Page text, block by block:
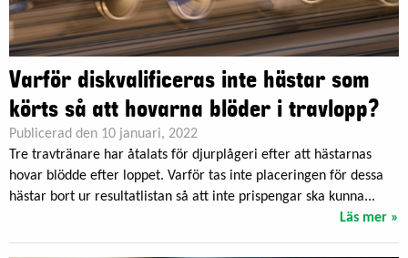
Varför diskvalificeras inte hästar som
körts så att hovarna blöder i travlopp?
Publicerad den 10 januari, 2022
Tre travtränare har åtalats för djurplågeri efter att hästarnas
hovar blödde efter loppet. Varför tas inte placeringen för dessa
hästar bort ur resultatlistan så att inte prispengar ska kunna...
Läs mer »